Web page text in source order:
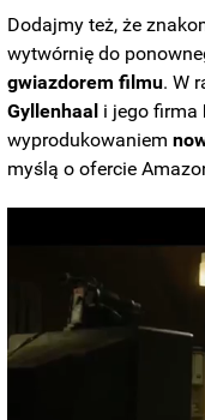
Dodajmy też, że
wytwórnię do
gwiazdorem filmu. W
Gyllenhaal i jego firma
wyprodukowaniem
myślą o ofercie